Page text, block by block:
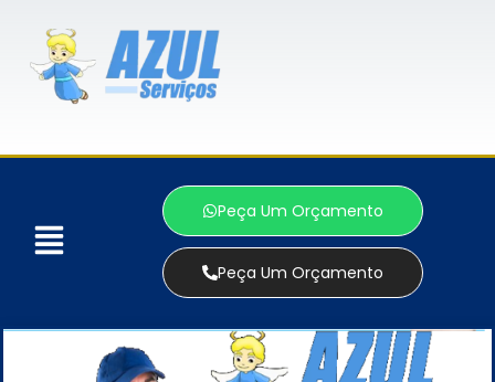
Peça Um Orçamento
Peça Um Orçamento